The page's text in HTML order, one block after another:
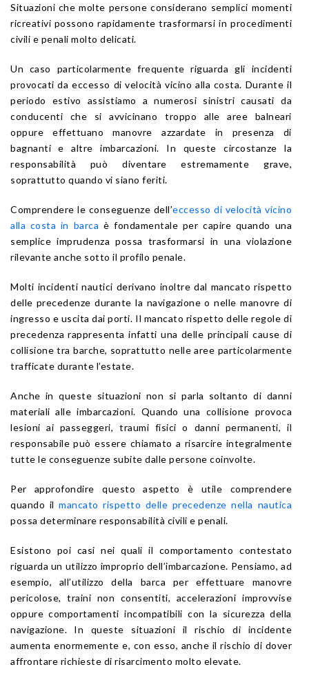
Situazioni che molte persone considerano semplici momenti
ricreativi possono rapidamente trasformarsi in procedimenti
civili e penali molto delicati.
Un caso particolarmente frequente riguarda gli incidenti
provocati da eccesso di velocità vicino alla costa. Durante il
periodo estivo assistiamo a numerosi sinistri causati da
conducenti che si avvicinano troppo alle aree balneari
oppure effettuano manovre azzardate in presenza di
bagnanti e altre imbarcazioni. In queste circostanze la
responsabilità può diventare estremamente grave,
soprattutto quando vi siano feriti.
Comprendere le conseguenze dell’eccesso di velocità vicino
alla costa in barca è fondamentale per capire quando una
semplice imprudenza possa trasformarsi in una violazione
rilevante anche sotto il profilo penale.
Molti incidenti nautici derivano inoltre dal mancato rispetto
delle precedenze durante la navigazione o nelle manovre di
ingresso e uscita dai porti. Il mancato rispetto delle regole di
precedenza rappresenta infatti una delle principali cause di
collisione tra barche, soprattutto nelle aree particolarmente
trafficate durante l’estate.
Anche in queste situazioni non si parla soltanto di danni
materiali alle imbarcazioni. Quando una collisione provoca
lesioni ai passeggeri, traumi fisici o danni permanenti, il
responsabile può essere chiamato a risarcire integralmente
tutte le conseguenze subite dalle persone coinvolte.
Per approfondire questo aspetto è utile comprendere
quando ilmancato rispetto delle precedenze nella nautica
possa determinare responsabilità civili e penali.
Esistono poi casi nei quali il comportamento contestato
riguarda un utilizzo improprio dell’imbarcazione. Pensiamo, ad
esempio, all’utilizzo della barca per effettuare manovre
pericolose, traini non consentiti, accelerazioni improvvise
oppure comportamenti incompatibili con la sicurezza della
navigazione. In queste situazioni il rischio di incidente
aumenta enormemente e, con esso, anche il rischio di dover
affrontare richieste di risarcimento molto elevate.